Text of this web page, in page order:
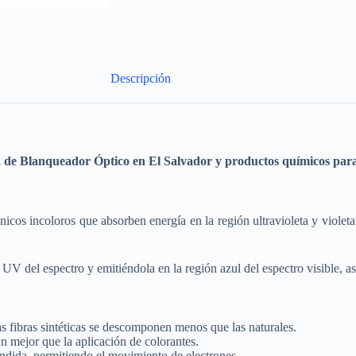
Descripción
de Blanqueador Óptico en El Salvador y productos químicos
incoloros que absorben energía en la región ultravioleta y
del espectro y emitiéndola en la región azul del espectro visible,
sintéticas se descomponen menos que las naturales.
mejor que la aplicación de colorantes.